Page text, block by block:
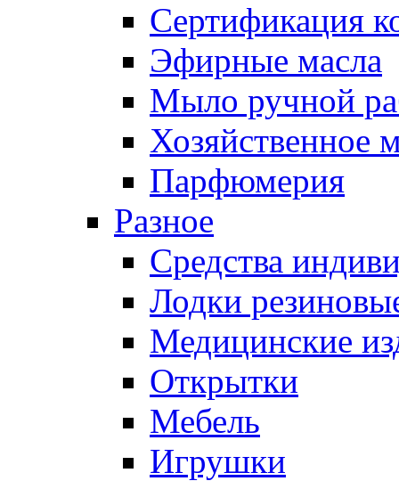
Сертификация
Эфирные масла
Мыло ручной
Хозяйственное
Парфюмерия
Разное
Средства
Лодки
Медицинские
Открытки
Мебель
Игрушки